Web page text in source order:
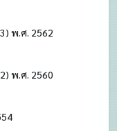
พ.ศ. 2562
พ.ศ. 2560